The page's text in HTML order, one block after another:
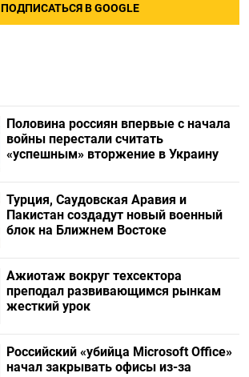
ПОДПИСАТЬСЯ В GOOGLE
Половина россиян впервые с начала
войны перестали считать
«успешным» вторжение в Украину
Турция, Саудовская Аравия и
Пакистан создадут новый военный
блок на Ближнем Востоке
Ажиотаж вокруг техсектора
преподал развивающимся рынкам
жесткий урок
Российский «убийца Microsoft Office»
начал закрывать офисы из-за